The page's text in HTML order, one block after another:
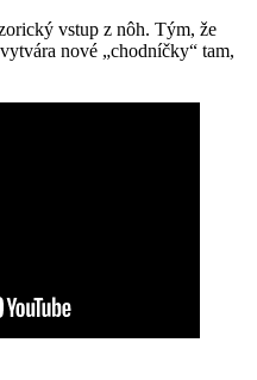
vstup z nôh. Tým, že
nové „chodníčky“ tam,